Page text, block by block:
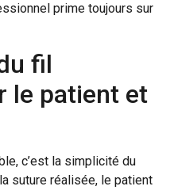
prime toujours sur
fil
le patient et
c’est la simplicité du
suture réalisée, le patient